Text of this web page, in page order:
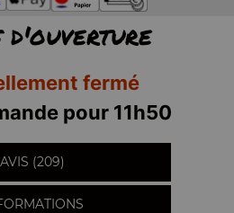
d'ouverture
fermé
pour 11h50
AVIS (209)